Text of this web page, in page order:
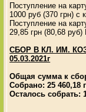
Поступление на
1000 руб (370 грн) с
Поступление на
29,85 грн (80,68 руб)
СБОР В КЛ. ИМ.
05.03.2021г
Общая сумма к
Собрано: 25 460,18
Осталось собрать: